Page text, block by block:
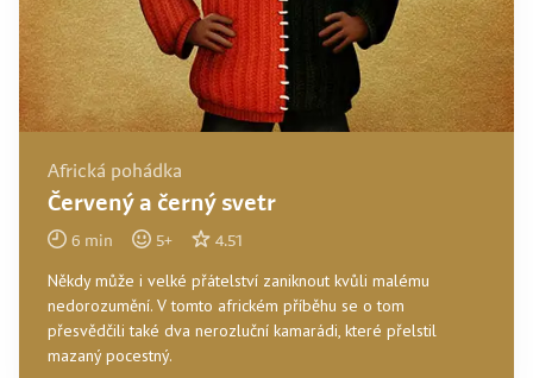
Africká pohádka
Červený a černý svetr
6 min 5+ 4.51
Někdy může i velké přátelství zaniknout kvůli malému
nedorozumění. V tomto africkém příběhu se o tom
přesvědčili také dva nerozluční kamarádi, které přelstil
mazaný pocestný.